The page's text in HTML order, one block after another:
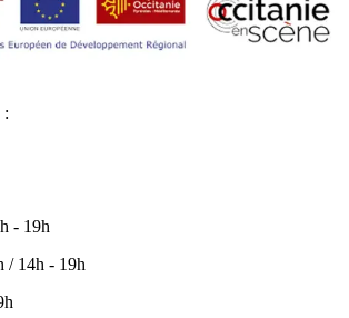
:
- 19h
/ 14h - 19h